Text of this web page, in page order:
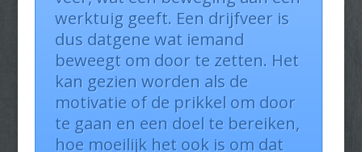
werktuig geeft. Een drijfveer is
dus datgene wat iemand
beweegt om door te zetten. Het
kan gezien worden als de
motivatie of de prikkel om door
te gaan en een doel te bereiken,
hoe moeilijk het ook is om dat